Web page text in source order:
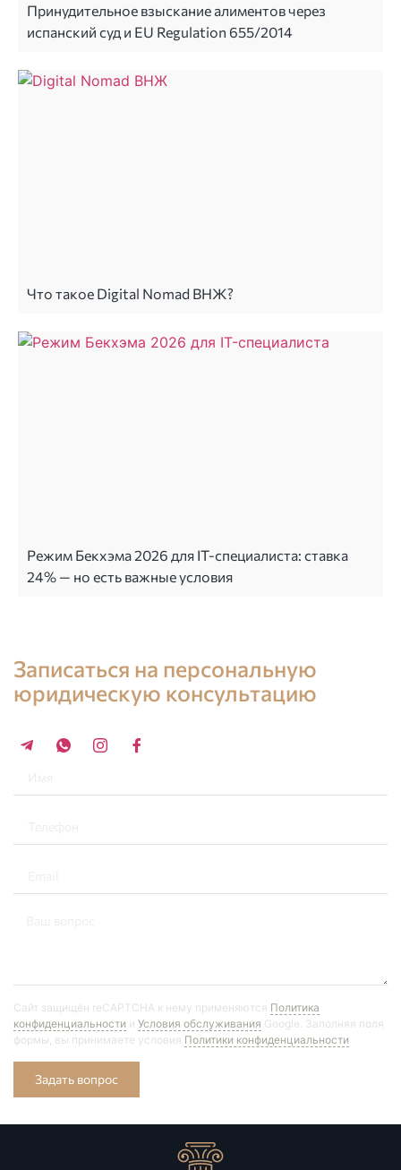
Принудительное взыскание алиментов через
испанский суд и EU Regulation 655/2014
Что такое Digital Nomad ВНЖ?
Режим Бекхэма 2026 для IT-специалиста: ставка
24% — но есть важные условия
Записаться на персональную
юридическую консультацию
Сайт защищён reCAPTCHA к нему применяются Политика
конфиденциальности и Условия обслуживания Google. Заполняя поля
формы, вы принимаете условия Политики конфиденциальности
Задать вопрос